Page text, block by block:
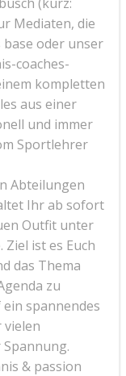
Mediaten, die
base oder unser
coaches-
kompletten
aus einer
und immer
Sportlehrer
Abteilungen
Ihr ab sofort
Outfit unter
ist es Euch
das Thema
zu
spannendes
vielen
& passion